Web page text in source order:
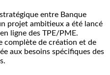
entre Banque
projet ambitieux a été lancé
ligne des TPE/PME.
complète de création et de
aux besoins spécifiques des